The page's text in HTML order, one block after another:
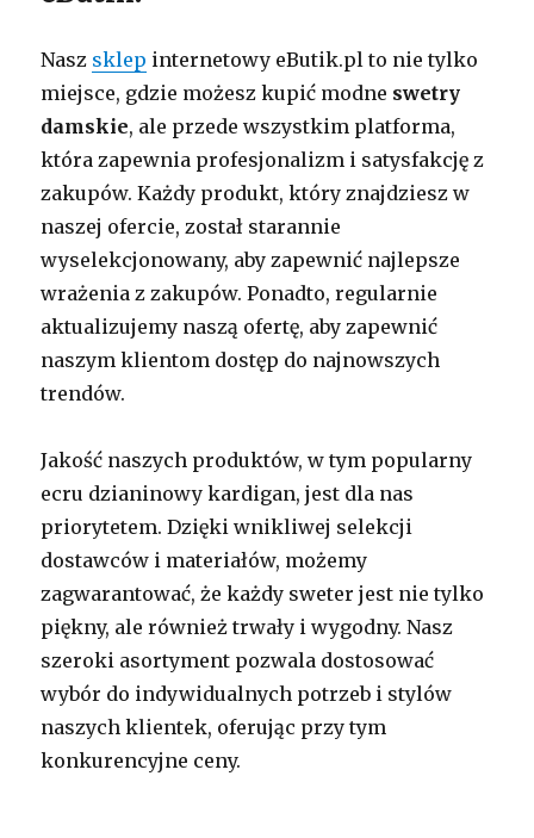
Nasz sklep internetowy eButik.pl to nie tylko
miejsce, gdzie możesz kupić modne swetry
damskie, ale przede wszystkim platforma,
która zapewnia profesjonalizm i satysfakcję z
zakupów. Każdy produkt, który znajdziesz w
naszej ofercie, został starannie
wyselekcjonowany, aby zapewnić najlepsze
wrażenia z zakupów. Ponadto, regularnie
aktualizujemy naszą ofertę, aby zapewnić
naszym klientom dostęp do najnowszych
trendów.
Jakość naszych produktów, w tym popularny
ecru dzianinowy kardigan, jest dla nas
priorytetem. Dzięki wnikliwej selekcji
dostawców i materiałów, możemy
zagwarantować, że każdy sweter jest nie tylko
piękny, ale również trwały i wygodny. Nasz
szeroki asortyment pozwala dostosować
wybór do indywidualnych potrzeb i stylów
naszych klientek, oferując przy tym
konkurencyjne ceny.